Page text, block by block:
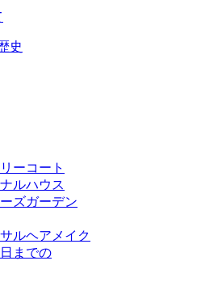
史
ーコート
ルハウス
ズガーデン
ルヘアメイク
までの